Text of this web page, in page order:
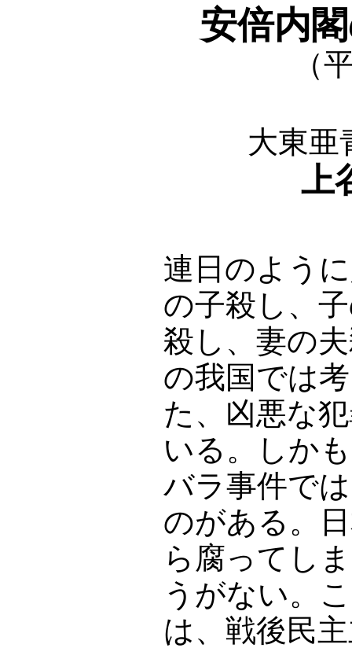
安倍内
（
大東亜
上
連日のよう
の子殺し、
殺し、妻の
の我国では
た、凶悪な
いる。しか
バラ事件で
のがある。
ら腐ってし
うがない。
は、戦後民